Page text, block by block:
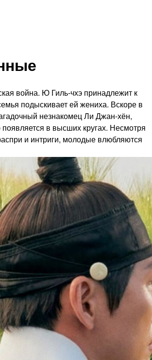
война. Ю Гиль-чхэ принадлежит к
подыскивает ей жениха. Вскоре в
незнакомец Ли Джан-хён,
в высших кругах. Несмотря
и интриги, молодые влюбляются